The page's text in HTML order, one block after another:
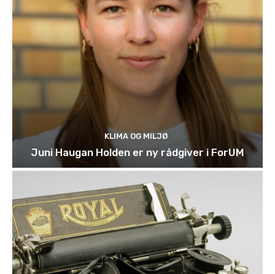
KLIMA OG MILJØ
Juni Haugan Holden er ny rådgiver i ForUM